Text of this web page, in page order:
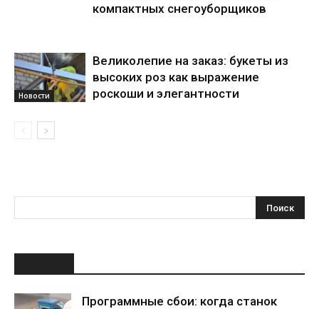
компактных снегоуборщиков
Новости
Великолепие на заказ: букеты из
высоких роз как выражение
роскоши и элегантности
Программные сбои: когда станок